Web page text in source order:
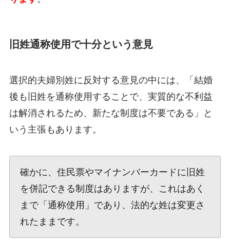
旧姓通称使用で十分という意見
選択的夫婦別姓に反対する意見の中には、「結婚
後も旧姓を通称使用することで、実質的な不利益
は解消されるため、新たな制度は不要である」と
いう主張もあります。
確かに、住民票やマイナンバーカードに旧姓
を併記できる制度はありますが、これはあく
まで「通称使用」であり、法的な姓は変更さ
れたままです。